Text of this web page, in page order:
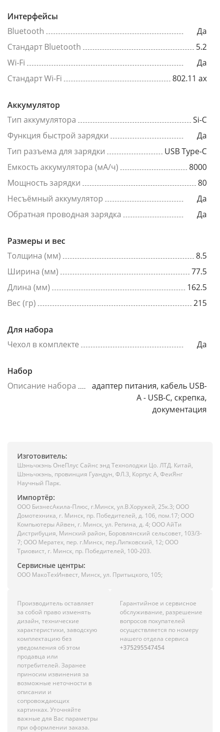
Интерфейсы
Bluetooth
Да
Стандарт Bluetooth
5.2
Wi-Fi
Да
Стандарт Wi-Fi
802.11 ax
Аккумулятор
Тип аккумулятора
Si-C
Функция быстрой зарядки
Да
Тип разъема для зарядки
USB Type-C
Емкость аккумулятора (мА/ч)
8000
Мощность зарядки
80
Несъёмный аккумулятор
Да
Обратная проводная зарядка
Да
Размеры и вес
Толщина (мм)
8.5
Ширина (мм)
77.5
Длина (мм)
162.5
Вес (гр)
215
Для набора
Чехол в комплекте
Да
Набор
Описание набора
адаптер питания, кабель USB-
A - USB-C, скрепка,
документация
Изготовитель:
Шэньчжэнь ОнеПлус Сайнс энд Технолоджи Цо. ЛТД. Китай,
Шэньчжэнь, провинция Гуандун, ФЛ.3, Корпус А, ФеиЯнг
Научный Парк.
Импортёр:
ООО БизнесАкила-Плюc, г.Минск, ул.В.Хоружей, 25к.3; ООО
Домотехника, г. Минск, пр. Победителей, д. 106, пом.17; ООО
Компьютеры Айвен, г. Минск, ул. Репина, д. 4; ООО АйТи
Дистрибуция, Минский район, Боровлянский сельсовет, 103/3-
7; ООО Мератех, пер. г.Минск, пер.Липковский, 12; ООО
Триовист, г. Минск, пр. Победителей, 100-203.
Сервисные центры:
ООО МакоТехИнвест, Минск, ул. Притыцкого, 105;
Производитель оставляет
за собой право изменять
дизайн, технические
характеристики, заводскую
комплектацию без
уведомления об этом
продавца или
потребителей. Заранее
приносим извинения за
возможные неточности в
описании и
сопровождающих
картинках. Уточняйте
важные для Вас параметры
при оформлении заказа.
Гарантийное и сервисное
обслуживание, разрешение
вопросов покупателей
осуществляется по номеру
нашего отдела сервиса
+375295547454